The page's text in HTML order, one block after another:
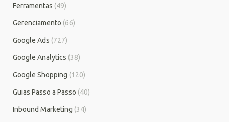
Ferramentas (49)
Gerenciamento (66)
Google Ads (727)
Google Analytics (38)
Google Shopping (120)
Guias Passo a Passo (40)
Inbound Marketing (34)